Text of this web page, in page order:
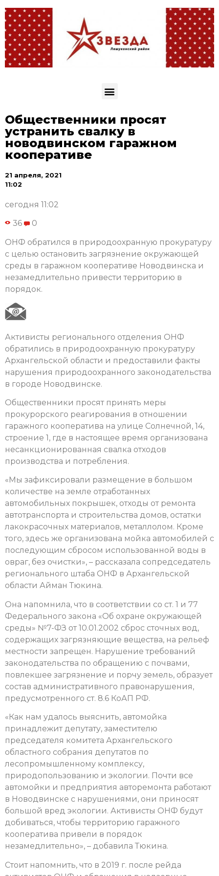
Общественники просят
устранить свалку в
новодвинском гаражном
кооперативе
21 апреля, 2021
11:02
сегодня 11:02
36 0
ОНФ обратился в природоохранную прокуратуру
с целью остановить загрязнение окружающей
среды в гаражном кооперативе Новодвинска и
незамедлительно привести территорию в
порядок.
Активисты регионального отделения ОНФ
обратились в природоохранную прокуратуру
Архангельской области и предоставили факты
нарушения природоохранного законодательства
в городе Новодвинске.
Общественники просят принять меры
прокурорского реагирования в отношении
гаражного кооператива на улице Солнечной, 14,
строение 1, где в настоящее время организована
несанкционированная свалка отходов
производства и потребления.
«Мы зафиксировали размещение в большом
количестве на земле отработанных
автомобильных покрышек, отходы от ремонта
автотранспорта и строительства домов, остатки
лакокрасочных материалов, металлолом. Кроме
того, здесь же организована мойка автомобилей с
последующим сбросом использованной воды в
овраг, без очистки», – рассказала сопредседатель
регионального штаба ОНФ в Архангельской
области Айман Тюкина.
Она напомнила, что в соответствии со ст. 1 и 77
Федерального закона «Об охране окружающей
среды» №7-ФЗ от 10.01.2002 сброс сточных вод,
содержащих загрязняющие вещества, на рельеф
местности запрещен. Нарушение требований
законодательства по обращению с почвами,
повлекшее загрязнение и порчу земель, образует
состав административного правонарушения,
предусмотренного ст. 8.6 КоАП РФ.
«Как нам удалось выяснить, автомойка
принадлежит депутату, заместителю
председателя комитета Архангельского
областного собрания депутатов по
лесопромышленному комплексу,
природопользованию и экологии. Почти все
автомойки и предприятия авторемонта работают
в Новодвинске с нарушениями, они приносят
большой вред экологии. Активисты ОНФ будут
добиваться, чтобы территорию гаражного
кооператива привели в порядок
незамедлительно», – добавила Тюкина.
Стоит напомнить, что в 2019 г. после рейда